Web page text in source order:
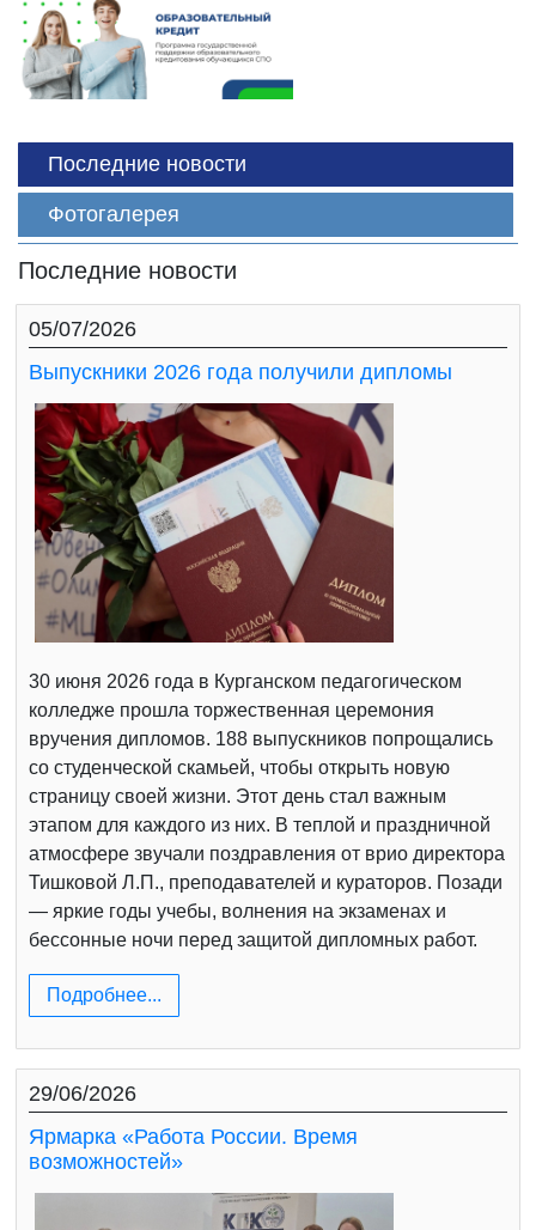
Последние новости
Фотогалерея
Последние новости
05/07/2026
Выпускники 2026 года получили дипломы
30 июня 2026 года в Курганском педагогическом
колледже прошла торжественная церемония
вручения дипломов. 188 выпускников попрощались
со студенческой скамьей, чтобы открыть новую
страницу своей жизни. Этот день стал важным
этапом для каждого из них. В теплой и праздничной
атмосфере звучали поздравления от врио директора
Тишковой Л.П., преподавателей и кураторов. Позади
— яркие годы учебы, волнения на экзаменах и
бессонные ночи перед защитой дипломных работ.
Подробнее...
29/06/2026
Ярмарка «Работа России. Время
возможностей»